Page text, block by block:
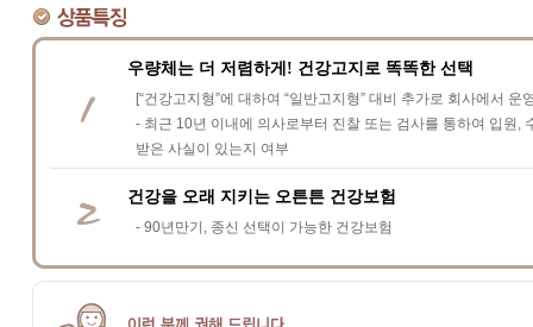
우량체는 더 저렴하게! 건강고지로 똑똑한 선택
[“건강고지형”에 대하여 “일반고지형” 대비 추가로 회사에서 운
- 최근 10년 이내에 의사로부터 진찰 또는 검사를 통하여 입원,
받은 사실이 있는지 여부
건강을 오래 지키는 오튼튼 건강보험
- 90년만기, 종신 선택이 가능한 건강보험